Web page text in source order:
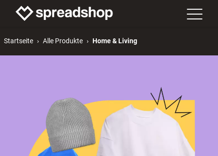
Startseite Alle Produkte Home & Living